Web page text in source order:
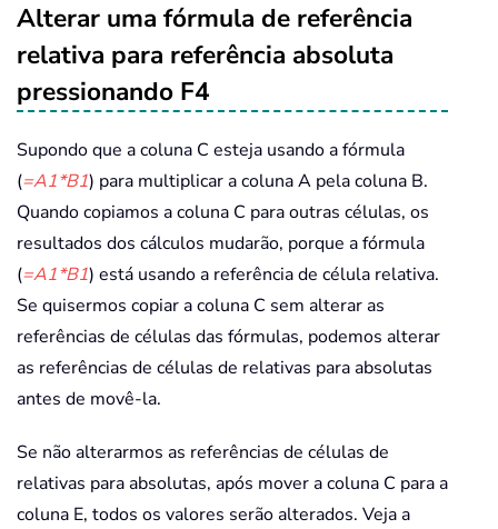
Alterar uma fórmula de referência
relativa para referência absoluta
pressionando F4
Supondo que a coluna C esteja usando a fórmula
(=A1*B1) para multiplicar a coluna A pela coluna B.
Quando copiamos a coluna C para outras células, os
resultados dos cálculos mudarão, porque a fórmula
(=A1*B1) está usando a referência de célula relativa.
Se quisermos copiar a coluna C sem alterar as
referências de células das fórmulas, podemos alterar
as referências de células de relativas para absolutas
antes de movê-la.
Se não alterarmos as referências de células de
relativas para absolutas, após mover a coluna C para a
coluna E, todos os valores serão alterados. Veja a